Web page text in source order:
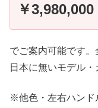
￥3,980,000
でご案内可能です。
日本に無いモデル
※他色・左右ハンド